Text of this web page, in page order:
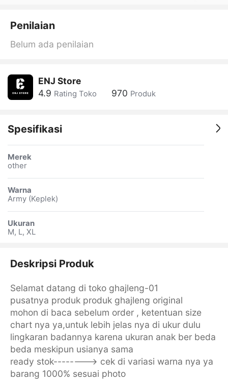
Penilaian
Belum ada penilaian
ENJ Store
4.9 Rating Toko 970 Produk
Spesifikasi
Merek
other
Warna
Army (Keplek)
Ukuran
M, L, XL
Deskripsi Produk
Selamat datang di toko ghajleng-01
pusatnya produk produk ghajleng original
mohon di baca sebelum order , ketentuan size
chart nya ya,untuk lebih jelas nya di ukur dulu
lingkaran badannya karena ukuran anak ber beda
beda meskipun usianya sama
ready stok--------> cek di variasi warna nya ya
barang 1000% sesuai photo